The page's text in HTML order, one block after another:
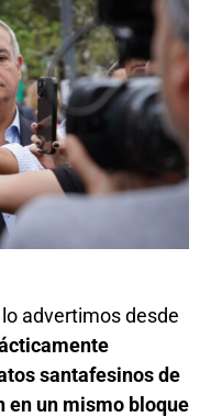
advertimos desde
santafesinos de
en un mismo bloque